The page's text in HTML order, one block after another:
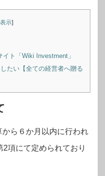
示]
ト「Wiki Investment」
たい【全ての経営者へ贈る
ら６か月以内に行われ
項にて定められており